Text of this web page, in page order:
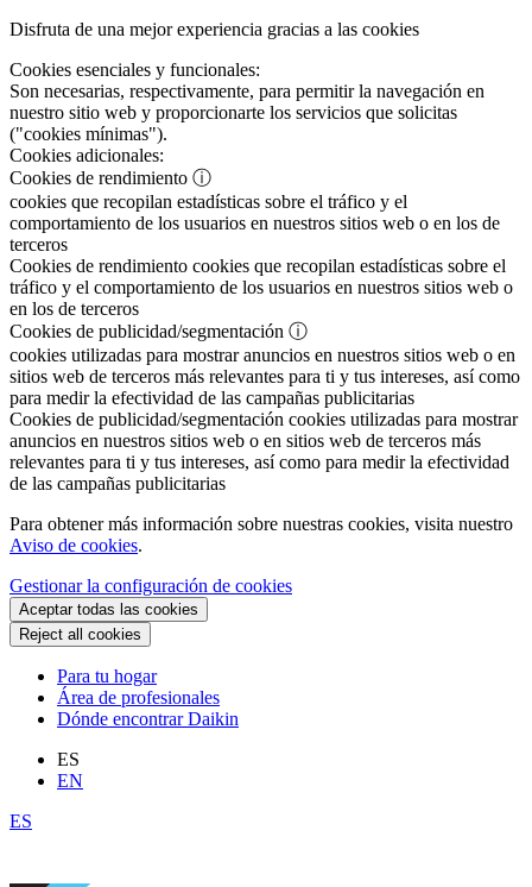
Disfruta de una mejor experiencia gracias a las cookies
Cookies esenciales y funcionales:
Son necesarias, respectivamente, para permitir la navegación en
nuestro sitio web y proporcionarte los servicios que solicitas
("cookies mínimas").
Cookies adicionales:
Cookies de rendimiento ⓘ
cookies que recopilan estadísticas sobre el tráfico y el
comportamiento de los usuarios en nuestros sitios web o en los de
terceros
Cookies de rendimiento cookies que recopilan estadísticas sobre el
tráfico y el comportamiento de los usuarios en nuestros sitios web o
en los de terceros
Cookies de publicidad/segmentación ⓘ
cookies utilizadas para mostrar anuncios en nuestros sitios web o en
sitios web de terceros más relevantes para ti y tus intereses, así como
para medir la efectividad de las campañas publicitarias
Cookies de publicidad/segmentación cookies utilizadas para mostrar
anuncios en nuestros sitios web o en sitios web de terceros más
relevantes para ti y tus intereses, así como para medir la efectividad
de las campañas publicitarias
Para obtener más información sobre nuestras cookies, visita nuestro
Aviso de cookies.
Gestionar la configuración de cookies
Aceptar todas las cookies
Reject all cookies
Para tu hogar
Área de profesionales
Dónde encontrar Daikin
ES
EN
ES